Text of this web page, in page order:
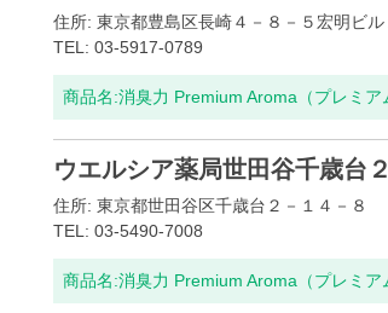
住所: 東京都豊島区長崎４－８－５宏明ビル
TEL: 03-5917-0789
商品名:消臭力 Premium Aroma（プレミ
ウエルシア薬局世田谷千歳台
住所: 東京都世田谷区千歳台２－１４－８
TEL: 03-5490-7008
商品名:消臭力 Premium Aroma（プレミ